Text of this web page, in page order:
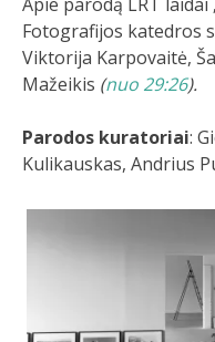
Fotografijos katedros
Viktorija Karpovaitė,
Mažeikis (nuo 29:26).
Parodos kuratoriai:
Kulikauskas, Andrius